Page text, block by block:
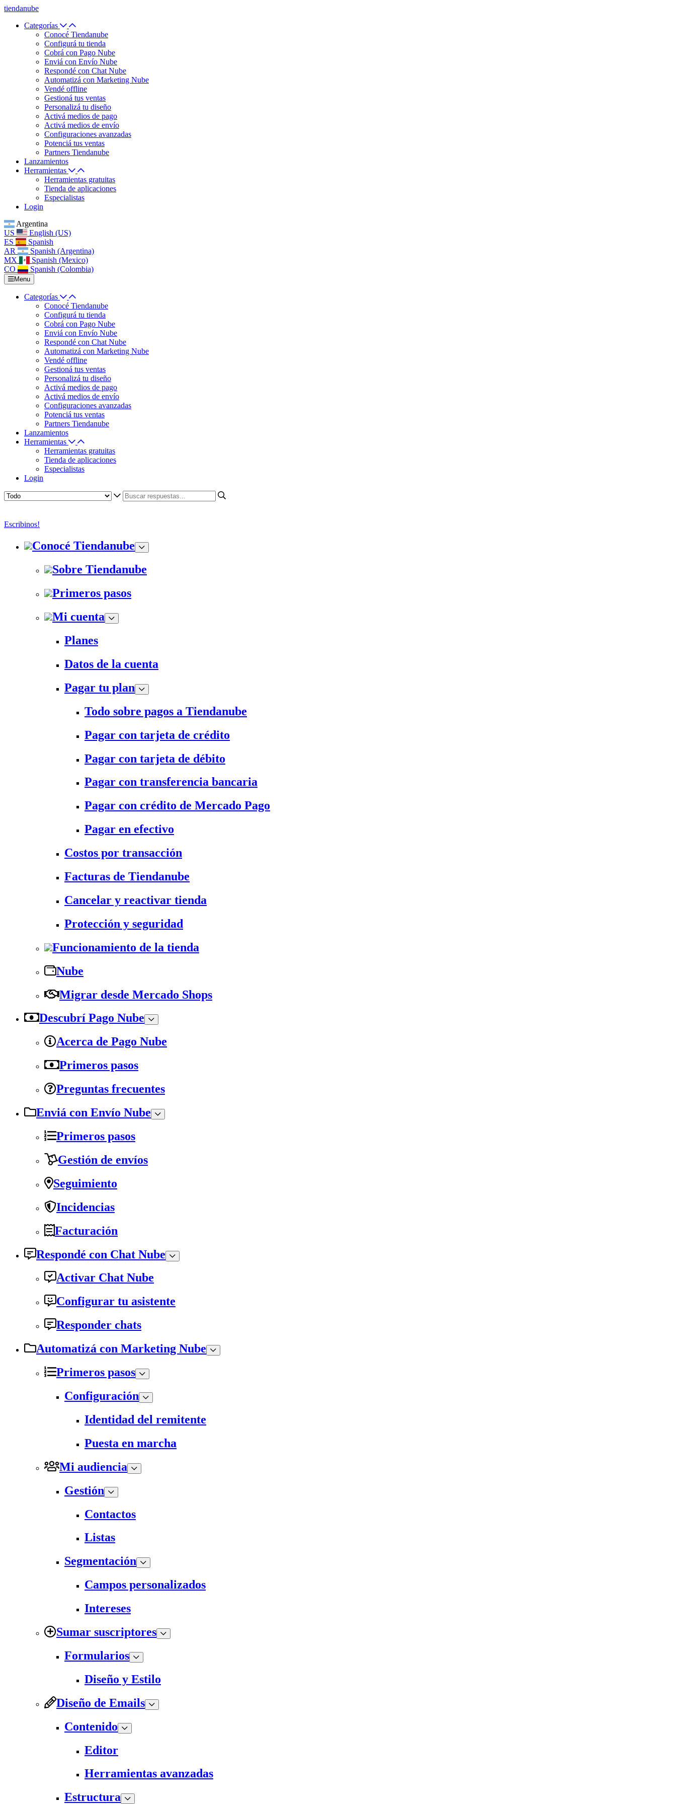
tiendanube
Categorías
Conocé Tiendanube
Configurá tu tienda
Cobrá con Pago Nube
Enviá con Envío Nube
Respondé con Chat Nube
Automatizá con Marketing Nube
Vendé offline
Gestioná tus ventas
Personalizá tu diseño
Activá medios de pago
Activá medios de envío
Configuraciones avanzadas
Potenciá tus ventas
Partners Tiendanube
Lanzamientos
Herramientas
Herramientas gratuitas
Tienda de aplicaciones
Especialistas
Login
Argentina
US
English (US)
ES
Spanish
AR
Spanish (Argentina)
MX
Spanish (Mexico)
CO
Spanish (Colombia)
Menu
Categorías
Conocé Tiendanube
Configurá tu tienda
Cobrá con Pago Nube
Enviá con Envío Nube
Respondé con Chat Nube
Automatizá con Marketing Nube
Vendé offline
Gestioná tus ventas
Personalizá tu diseño
Activá medios de pago
Activá medios de envío
Configuraciones avanzadas
Potenciá tus ventas
Partners Tiendanube
Lanzamientos
Herramientas
Herramientas gratuitas
Tienda de aplicaciones
Especialistas
Login
Escribinos!
Conocé Tiendanube
Sobre Tiendanube
Primeros pasos
Mi cuenta
Planes
Datos de la cuenta
Pagar tu plan
Todo sobre pagos a Tiendanube
Pagar con tarjeta de crédito
Pagar con tarjeta de débito
Pagar con transferencia bancaria
Pagar con crédito de Mercado Pago
Pagar en efectivo
Costos por transacción
Facturas de Tiendanube
Cancelar y reactivar tienda
Protección y seguridad
Funcionamiento de la tienda
Nube
Migrar desde Mercado Shops
Descubrí Pago Nube
Acerca de Pago Nube
Primeros pasos
Preguntas frecuentes
Enviá con Envío Nube
Primeros pasos
Gestión de envíos
Seguimiento
Incidencias
Facturación
Respondé con Chat Nube
Activar Chat Nube
Configurar tu asistente
Responder chats
Automatizá con Marketing Nube
Primeros pasos
Configuración
Identidad del remitente
Puesta en marcha
Mi audiencia
Gestión
Contactos
Listas
Segmentación
Campos personalizados
Intereses
Sumar suscriptores
Formularios
Diseño y Estilo
Diseño de Emails
Contenido
Editor
Herramientas avanzadas
Estructura